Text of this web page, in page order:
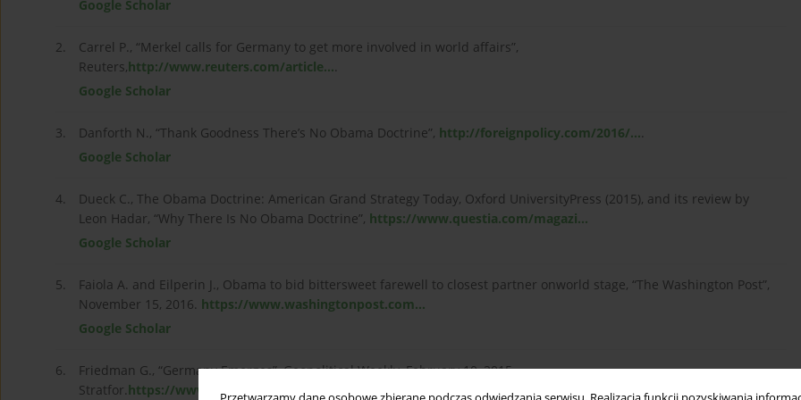
Google Scholar
2.
Carrel P., “Merkel calls for Germany to get more involved in world affairs”,
Reuters,http://www.reuters.com/article....
Google Scholar
3. Danforth N., “Thank Goodness There’s No Obama Doctrine”, http://foreignpolicy.com/2016/....
Google Scholar
4.
Dueck C., The Obama Doctrine: American Grand Strategy Today, Oxford UniversityPress (2015), and its review by
Leon Hadar, “Why There Is No Obama Doctrine”, https://www.questia.com/magazi...
Google Scholar
5.
Faiola A. and Eilperin J., Obama to bid bittersweet farewell to closest partner onworld stage, “The Washington Post”,
November 15, 2016. https://www.washingtonpost.com...
Google Scholar
6.
Friedman G., “Germany Emerges”, Geopolitical Weekly, February 10, 2015,
Stratfor.https://www.stratfor.com/weekl...